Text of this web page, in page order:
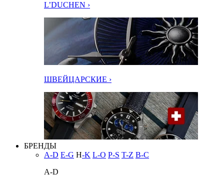
L’DUCHEN ›
ШВЕЙЦАРСКИЕ ›
БРЕНДЫ
A-D E-G H-K L-O P-S T-Z В-С
A-D